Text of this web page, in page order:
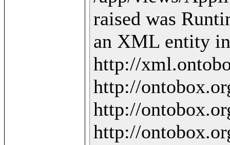
raised was
an XML entity
http://
http://
http://
http://